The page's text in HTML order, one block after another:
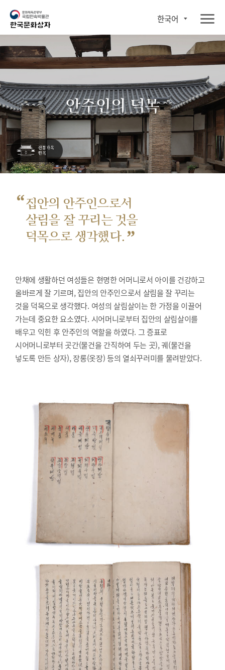
한국어
안주인의 덕목
“집안의 안주인으로서
살림을 잘 꾸리는 것을
덕목으로 생각했다. ”
안채에 생활하던 여성들은 현명한 어머니로서 아이를 건강하고
올바르게 잘 기르며, 집안의 안주인으로서 살림을 잘 꾸리는
것을 덕목으로 생각했다. 여성의 살림살이는 한 가정을 이끌어
가는데 중요한 요소였다. 시어머니로부터 집안의 살림살이를
배우고 익힌 후 안주인의 역할을 하였다. 그 증표로
시어머니로부터 곳간(물건을 간직하여 두는 곳), 궤(물건을
넣도록 만든 상자), 장롱(옷장) 등의 열쇠꾸러미를 물려받았다.